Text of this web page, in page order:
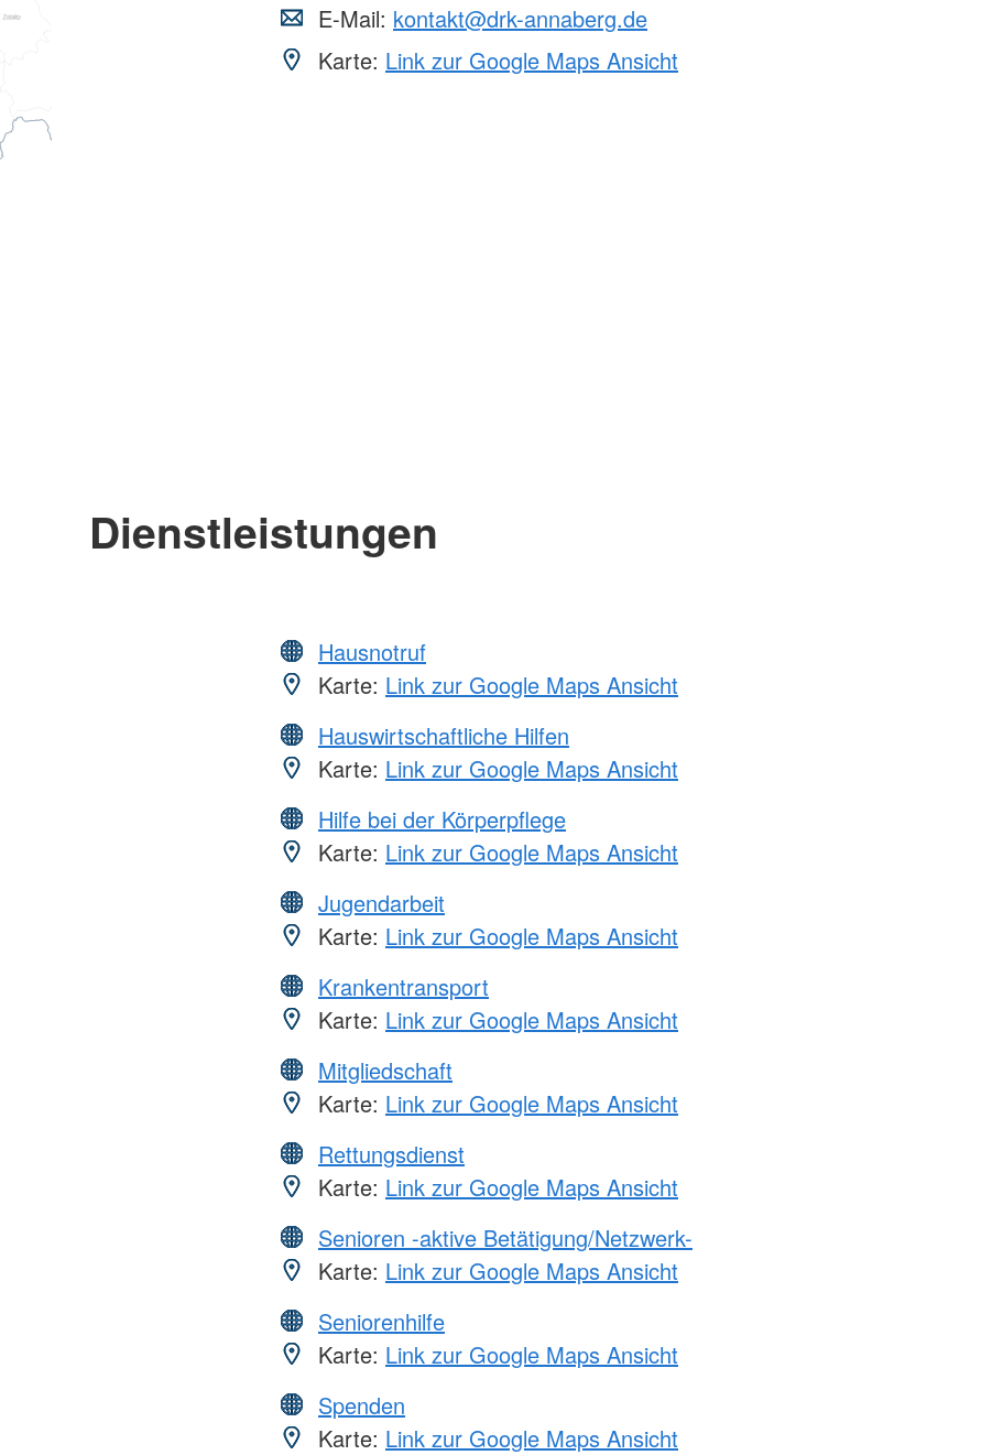
E-Mail: kontakt@drk-annaberg.de
Karte: Link zur Google Maps Ansicht
Dienstleistungen
Hausnotruf
Karte: Link zur Google Maps Ansicht
Hauswirtschaftliche Hilfen
Karte: Link zur Google Maps Ansicht
Hilfe bei der Körperpflege
Karte: Link zur Google Maps Ansicht
Jugendarbeit
Karte: Link zur Google Maps Ansicht
Krankentransport
Karte: Link zur Google Maps Ansicht
Mitgliedschaft
Karte: Link zur Google Maps Ansicht
Rettungsdienst
Karte: Link zur Google Maps Ansicht
Senioren -aktive Betätigung/Netzwerk-
Karte: Link zur Google Maps Ansicht
Seniorenhilfe
Karte: Link zur Google Maps Ansicht
Spenden
Karte: Link zur Google Maps Ansicht